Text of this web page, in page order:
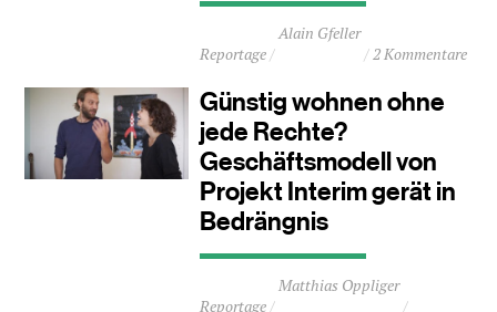
Durchschnittliche
ca.
Minuten
Reportage
Alain Gfeller
2 Kommentare
Günstig wohnen ohne
jede Rechte?
Geschäftsmodell von
Projekt Interim gerät in
Bedrängnis
Durchschnittliche
Reportage
Matthias Oppliger